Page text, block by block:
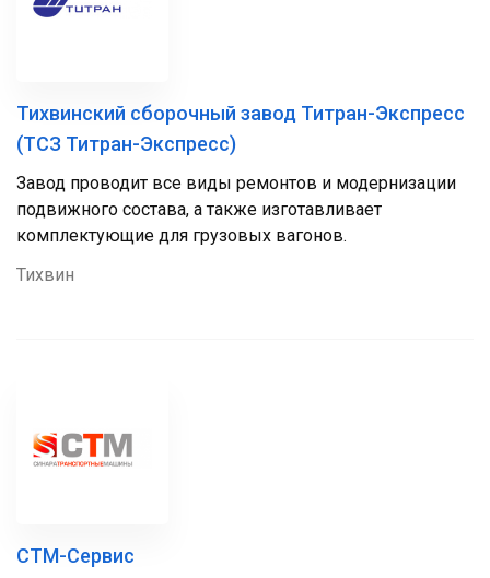
Тихвинский сборочный завод Титран-Экспресс
(ТСЗ Титран-Экспресс)
Завод проводит все виды ремонтов и модернизации
подвижного состава, а также изготавливает
комплектующие для грузовых вагонов.
Тихвин
СТМ-Сервис